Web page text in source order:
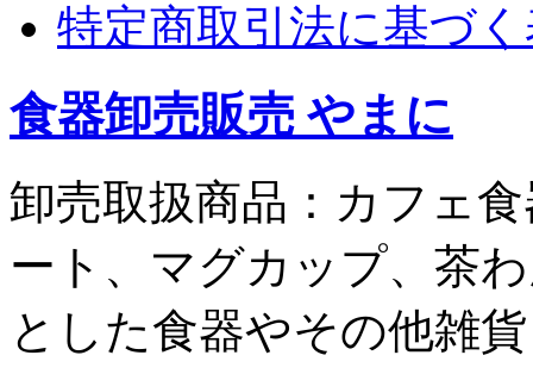
特定商取引法に基づ
食器卸売販売 やまに
卸売取扱商品：カフェ
ート、マグカップ、茶
とした食器やその他雑貨